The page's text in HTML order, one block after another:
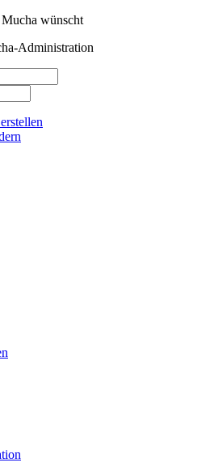
wünscht
Administration